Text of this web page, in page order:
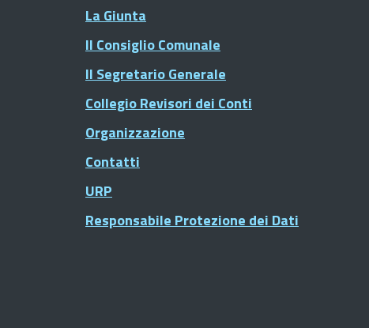
La Giunta
Il Consiglio Comunale
Il Segretario Generale
Collegio Revisori dei Conti
Organizzazione
Contatti
URP
Responsabile Protezione dei Dati